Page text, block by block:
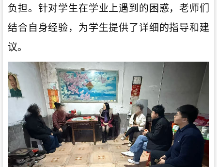
负担。针对学生在学业上遇到的困惑，老师们
结合自身经验，为学生提供了详细的指导和建
议。